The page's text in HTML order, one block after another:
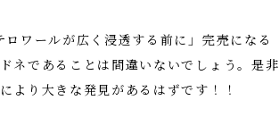
ワールが広く浸透する前に」完売になる
ネであることは間違いないでしょう。是非
より大きな発見があるはずです！！